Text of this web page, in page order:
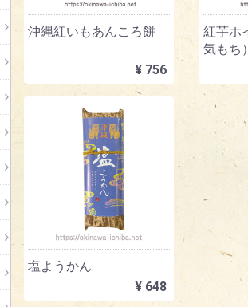
沖縄紅いもあんころ餅
¥ 756
紅芋ホ
気もち）
塩ようかん
¥ 648